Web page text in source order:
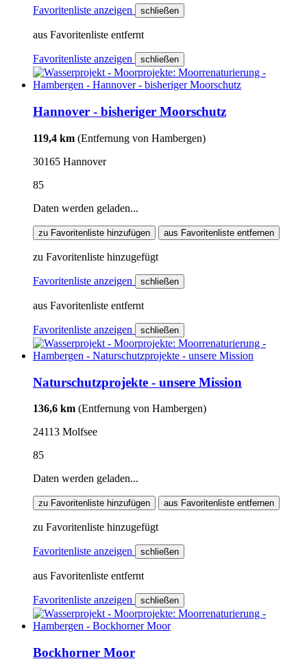
Favoritenliste anzeigen schließen
aus Favoritenliste entfernt
Favoritenliste anzeigen schließen
Hannover - bisheriger Moorschutz
119,4 km (Entfernung von Hambergen)
30165 Hannover
85
Daten werden geladen...
zu Favoritenliste hinzufügen aus Favoritenliste entfernen
zu Favoritenliste hinzugefügt
Favoritenliste anzeigen schließen
aus Favoritenliste entfernt
Favoritenliste anzeigen schließen
Naturschutzprojekte - unsere Mission
136,6 km (Entfernung von Hambergen)
24113 Molfsee
85
Daten werden geladen...
zu Favoritenliste hinzufügen aus Favoritenliste entfernen
zu Favoritenliste hinzugefügt
Favoritenliste anzeigen schließen
aus Favoritenliste entfernt
Favoritenliste anzeigen schließen
Bockhorner Moor